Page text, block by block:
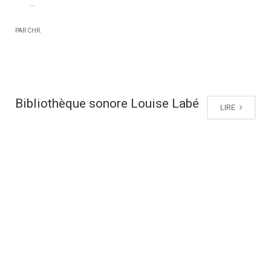
...
PAR CHR.
LIRE
Bibliothèque sonore Louise Labé